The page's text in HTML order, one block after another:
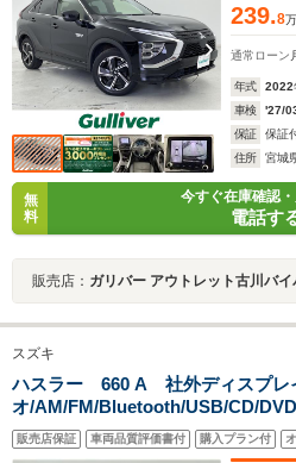
239.8
通常ローン
年式 2022
車検
'27/
保証
保証
住所
宮城
無
料
今すぐ在庫確認
電話す
販売店： ガリバー アウトレット古川バイ
スズキ
ハスラー 660 A 社外ディスプレ
オ/AM/FM/Bluetooth/USB/CD/
マータイヤ積込み/ドアバイザー/リ
ー/ヘッドライトレベライザー/保証
販売店保証 車両品質評価書付 購入プラン付